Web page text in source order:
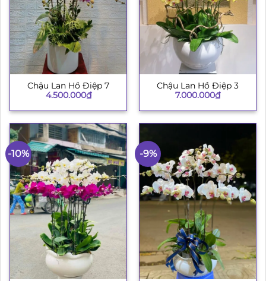
Chậu Lan Hồ Điệp 7
4.500.000₫
Chậu Lan Hồ Điệp 3
7.000.000₫
-10% -9%